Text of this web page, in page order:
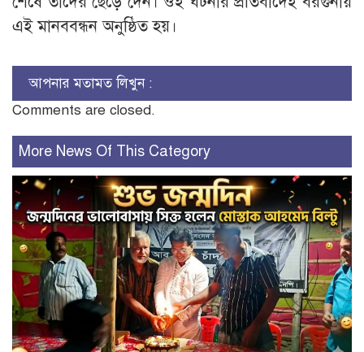
এই মানববন্ধন অনুষ্ঠিত হয়।
আপনার মতামত লিখুন :
Comments are closed.
More News Of This Category